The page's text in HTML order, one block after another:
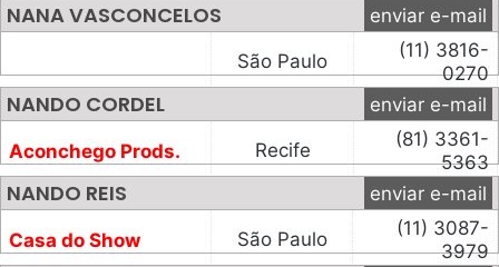
NANA VASCONCELOS enviar e-mail
São Paulo
(11) 3816-
0270
NANDO CORDEL enviar e-mail
Aconchego Prods. Recife
(81) 3361-
5363
NANDO REIS enviar e-mail
Casa do Show São Paulo
(11) 3087-
3979